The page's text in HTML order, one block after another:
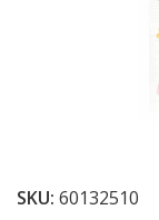
SKU: 60132510